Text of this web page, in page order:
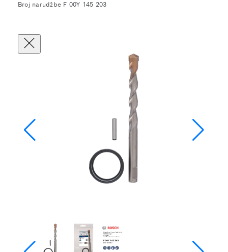
Broj narudžbe F 00Y 145 203